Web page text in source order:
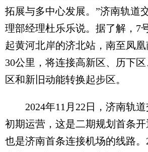
拓展与多中心发展。”济南轨道
理部经理杜乐乐说。据了解，7
起黄河北岸的济北站，南至凤
30公里，将连接高新区、历下
区和新旧动能转换起步区。
2024年11月22日，济南轨道
初期运营，这是二期规划首条开
也是济南首条连接机场的线路。